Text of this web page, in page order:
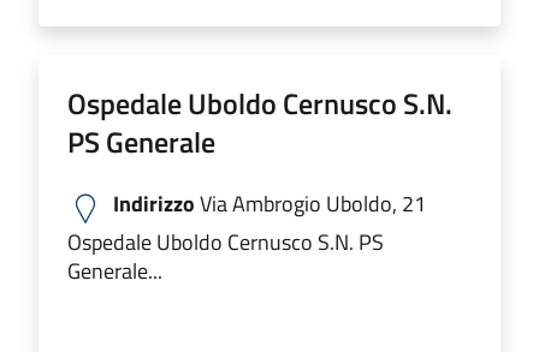
Ospedale Uboldo Cernusco S.N.
PS Generale
IndirizzoVia Ambrogio Uboldo, 21
Ospedale Uboldo Cernusco S.N. PS
Generale...